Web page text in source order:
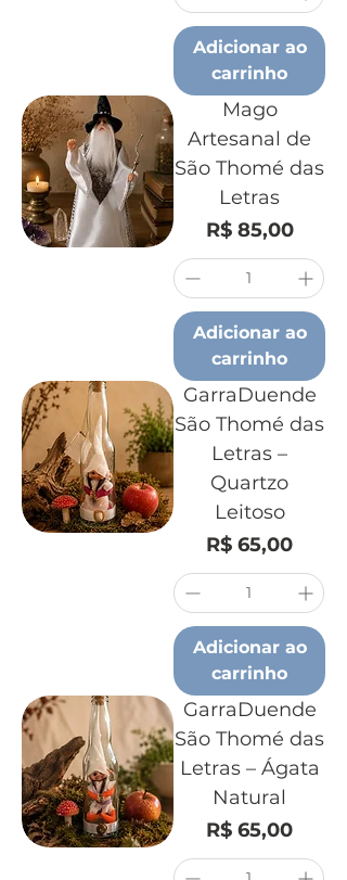
Adicionar ao
carrinho
Mago
Artesanal de
São Thomé das
Letras
Preço
R$ 85,00
Adicionar ao
carrinho
GarraDuende
São Thomé das
Letras –
Quartzo
Leitoso
Preço
R$ 65,00
Adicionar ao
carrinho
GarraDuende
São Thomé das
Letras – Ágata
Natural
Preço
R$ 65,00